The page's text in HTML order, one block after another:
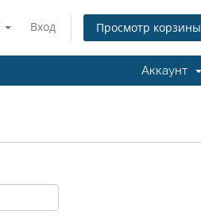
Вход Просмотр корзины
Аккаунт